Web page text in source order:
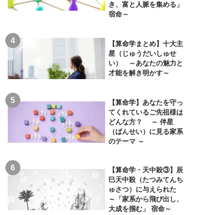
き、富と人脈を集める」
宿命～
【算命学まとめ】十大主
星（じゅうだいしゅせ
い） ～あなたの魅力と
才能を解き明かす～
【算命学】あなたを守っ
てくれているご先祖様は
どんな方？ ～ 伴星
（ばんせい）に見る家系
のテーマ ～
【算命学・天中殺③】辰
巳天中殺（たつみてんち
ゅさつ）に与えられた
～「家系から飛び出し、
大成を掴む」 宿命～